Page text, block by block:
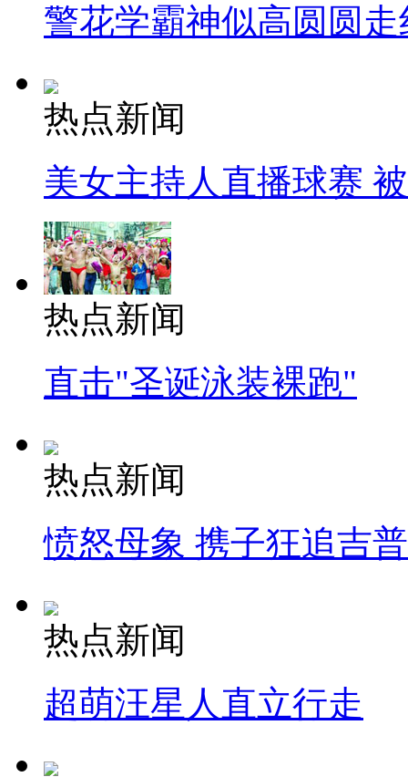
警花学霸神似高圆圆走
热点新闻
美女主持人直播球赛
热点新闻
直击"圣诞泳装裸跑"
热点新闻
愤怒母象 携子狂追吉
热点新闻
超萌汪星人直立行走